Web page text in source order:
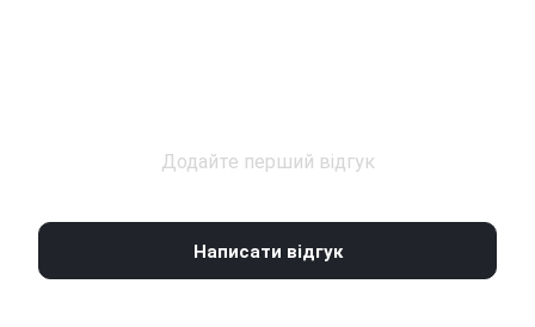
Додайте перший відгук
Написати відгук